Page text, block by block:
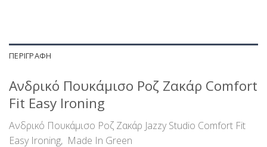
ΠΕΡΙΓΡΑΦΉ
Ανδρικό Πουκάμισο Ροζ Ζακάρ Comfort
Fit Easy Ironing
Ανδρικό Πουκάμισο Ροζ Ζακάρ Jazzy Studio Comfort Fit
Easy Ironing, Made In Green